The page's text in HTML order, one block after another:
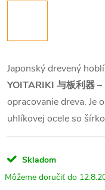
Japonský drevený
YOITARIKI 与板利器–
opracovanie dreva. Je
uhlíkovej ocele so
Skladom